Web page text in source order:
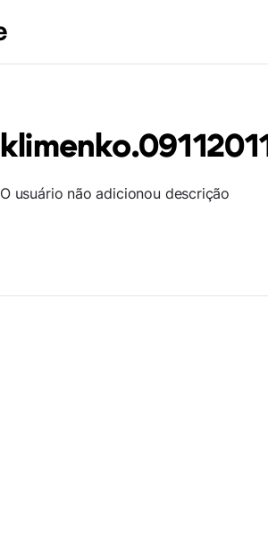
klimenko.09112011
O usuário não adicionou descrição